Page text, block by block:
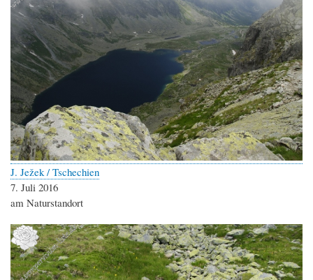
J. Ježek / Tschechien
7. Juli 2016
am Naturstandort